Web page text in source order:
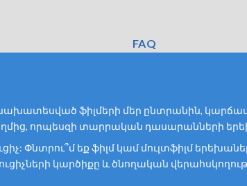
FAQ
ֆիլմերի մեր ընտրանին,
որպեսզի տարրական դասարանների
Փնտրու՞մ եք ֆիլմ կամ մուլտֆիլմ
կարծիքը և ծնողական